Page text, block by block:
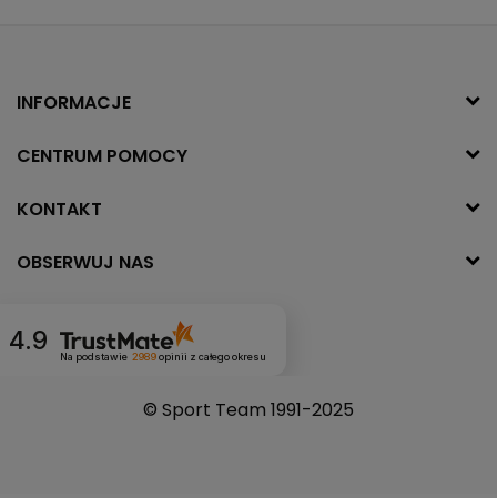
INFORMACJE
CENTRUM POMOCY
KONTAKT
OBSERWUJ NAS
4.9 Na podstawie 2989opinii z całego okresu
© Sport Team 1991-2025